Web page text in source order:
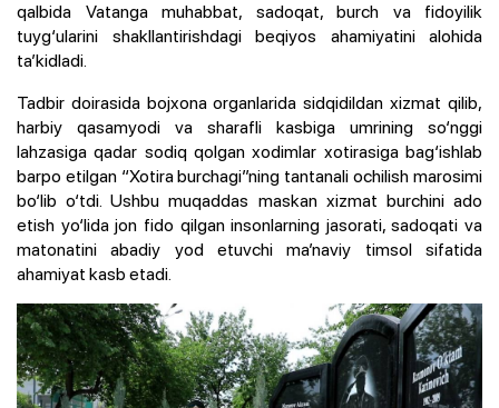
qalbida Vatanga muhabbat, sadoqat, burch va fidoyilik
tuyg‘ularini shakllantirishdagi beqiyos ahamiyatini alohida
ta’kidladi.
Tadbir doirasida bojxona organlarida sidqidildan xizmat qilib,
harbiy qasamyodi va sharafli kasbiga umrining so‘nggi
lahzasiga qadar sodiq qolgan xodimlar xotirasiga bag‘ishlab
barpo etilgan “Xotira burchagi”ning tantanali ochilish marosimi
bo‘lib o‘tdi. Ushbu muqaddas maskan xizmat burchini ado
etish yo‘lida jon fido qilgan insonlarning jasorati, sadoqati va
matonatini abadiy yod etuvchi ma’naviy timsol sifatida
ahamiyat kasb etadi.